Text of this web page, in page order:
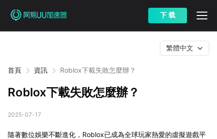
下 载
首頁 資訊 Roblox下載失敗怎麼辦？
繁體中文
Roblox下載失敗怎麼辦？
2025-07-17
隨著數位娛樂不斷進化，Roblox已成為全球玩家熱愛的虛擬遊戲平